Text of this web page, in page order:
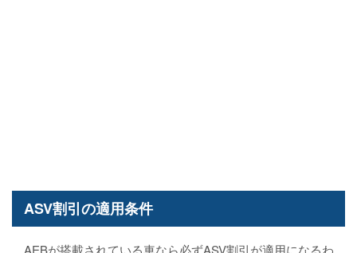
ASV割引の適用条件
AEBが搭載されている車なら必ずASV割引が適用になるわ